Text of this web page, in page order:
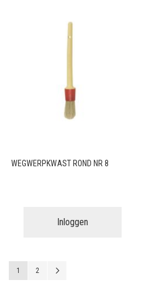
WEGWERPKWAST ROND NR 8
Inloggen
Pagina
U lees momenteel pagina
1 Pagina
2